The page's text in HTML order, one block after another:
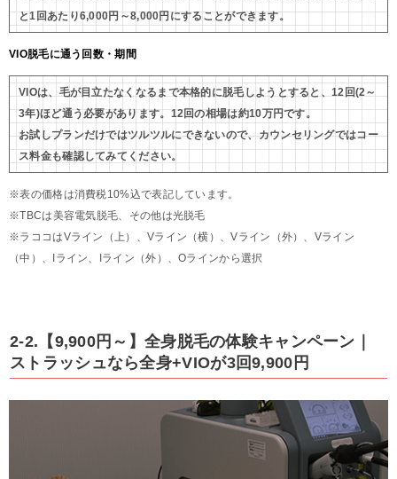
と1回あたり6,000円～8,000円にすることができます。
VIO脱毛に通う回数・期間
VIOは、毛が目立たなくなるまで本格的に脱毛しようとすると、12回(2～
3年)ほど通う必要があります。12回の相場は約10万円です。
お試しプランだけではツルツルにできないので、カウンセリングではコー
ス料金も確認してみてください。
※表の価格は消費税10%込で表記しています。
※TBCは美容電気脱毛、その他は光脱毛
※ラココはVライン（上）、Vライン（横）、Vライン（外）、Vライン
（中）、Iライン、Iライン（外）、Oラインから選択
2-2.【9,900円～】全身脱毛の体験キャンペーン｜
ストラッシュなら全身+VIOが3回9,900円